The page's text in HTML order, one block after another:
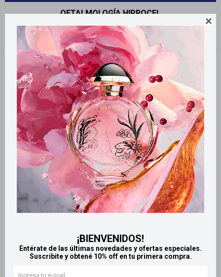

¡BIENVENIDOS!
Entérate de las últimas novedades y ofertas especiales.
Suscribite y obtené 10% off en tu primera compra.
OFTALMOLOGÍA HIPROCEL
Filtrando por: Oftalmología Hiprocel Quitar filtros
Llega HOY
HOY
Hiprocel hipromelosa 0.5%
gotas oftálmicas
$ 674 $ 709